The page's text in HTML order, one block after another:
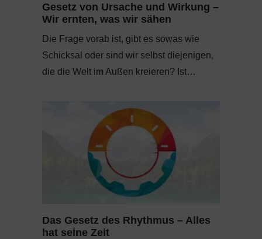
Gesetz von Ursache und Wirkung –
Wir ernten, was wir sähen
Die Frage vorab ist, gibt es sowas wie
Schicksal oder sind wir selbst diejenigen,
die die Welt im Außen kreieren? Ist…
Das Gesetz des Rhythmus – Alles
hat seine Zeit